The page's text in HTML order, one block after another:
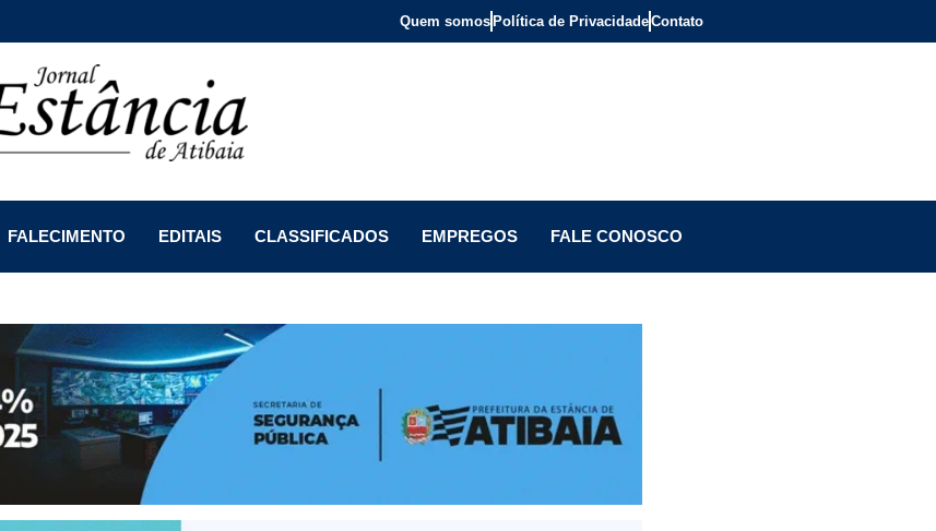
Quem somos Política de PrivacidadeContato
FALECIMENTO EDITAIS CLASSIFICADOS EMPREGOS FALE CONOSCO